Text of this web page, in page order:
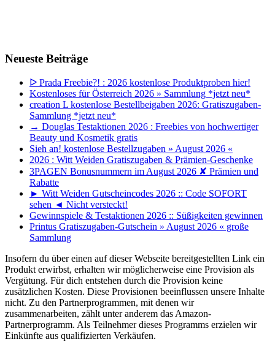
Neueste Beiträge
ᐅ Prada Freebie?! : 2026 kostenlose Produktproben hier!
Kostenloses für Österreich 2026 » Sammlung *jetzt neu*
creation L kostenlose Bestellbeigaben 2026: Gratiszugaben-
Sammlung *jetzt neu*
→ Douglas Testaktionen 2026 : Freebies von hochwertiger
Beauty und Kosmetik gratis
Sieh an! kostenlose Bestellzugaben » August 2026 «
2026 : Witt Weiden Gratiszugaben & Prämien-Geschenke
3PAGEN Bonusnummern im August 2026 ✘ Prämien und
Rabatte
► Witt Weiden Gutscheincodes 2026 :: Code SOFORT
sehen ◄ Nicht versteckt!
Gewinnspiele & Testaktionen 2026 :: Süßigkeiten gewinnen
Printus Gratiszugaben-Gutschein » August 2026 « große
Sammlung
Insofern du über einen auf dieser Webseite bereitgestellten Link ein
Produkt erwirbst, erhalten wir möglicherweise eine Provision als
Vergütung. Für dich entstehen durch die Provision keine
zusätzlichen Kosten. Diese Provisionen beeinflussen unsere Inhalte
nicht. Zu den Partnerprogrammen, mit denen wir
zusammenarbeiten, zählt unter anderem das Amazon-
Partnerprogramm. Als Teilnehmer dieses Programms erzielen wir
Einkünfte aus qualifizierten Verkäufen.